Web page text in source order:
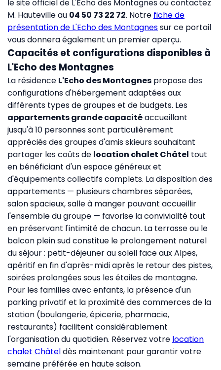
le site officiel de L'Echo des Montagnesou contactez
M. Hauteville au 04 50 73 22 72. Notre fiche de
présentation de L'Echo des Montagnessur ce portail
vous donnera également un premier aperçu.
Capacités et configurations disponibles à
L'Echo des Montagnes
La résidence L'Echo des Montagnes propose des
configurations d'hébergement adaptées aux
différents types de groupes et de budgets. Les
appartements grande capacitéaccueillant
jusqu'à 10 personnes sont particulièrement
appréciés des groupes d'amis skieurs souhaitant
partager les coûts de location chalet Châtel tout
en bénéficiant d'un espace généreux et
d'équipements collectifs complets. La disposition des
appartements — plusieurs chambres séparées,
salon spacieux, salle à manger pouvant accueillir
l'ensemble du groupe — favorise la convivialité tout
en préservant l'intimité de chacun. La terrasse ou le
balcon plein sud constitue le prolongement naturel
du séjour : petit-déjeuner au soleil face aux Alpes,
apéritif en fin d'après-midi après le retour des pistes,
soirées prolongées sous les étoiles de montagne.
Pour les familles avec enfants, la présence d'un
parking privatif et la proximité des commerces de la
station (boulangerie, épicerie, pharmacie,
restaurants) facilitent considérablement
l'organisation du quotidien. Réservez votre location
chalet Châteldès maintenant pour garantir votre
semaine préférée en haute saison.